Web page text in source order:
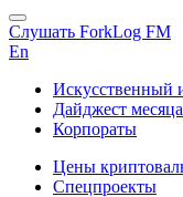
Слушать ForkLog FM
En
Искусственный
Дайджест месяца
Корпораты
Цены
Спецпроекты